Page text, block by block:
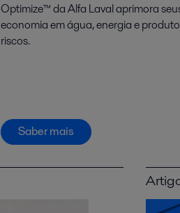
Optimize™ da Alfa Laval aprimora
economia em água, energia e
riscos.
Saber mais